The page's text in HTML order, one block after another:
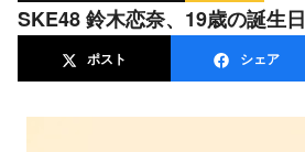
SKE48 鈴木恋奈、19歳の誕生日
ポスト シェア